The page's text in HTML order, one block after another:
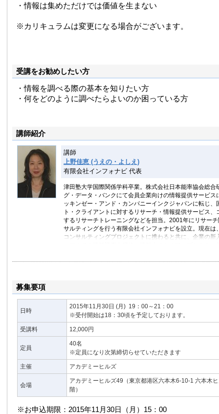
・情報は集めただけでは価値を生まない
※カリキュラムは変更になる場合がございます。
受講をお勧めしたい方
・情報を調べる際の基本を知りたい方
・何をどのように調べたらよいのか困っている方
講師紹介
講師
上野佳恵 (うえの・よしえ)
有限会社インフォナビ 代表
津田塾大学国際関係学科卒業。株式会社日本能率協会総合
グ・データ・バンクにて会員企業向けの情報提供サービス
ッキンゼー・アンド・カンパニーインクジャパンに転じ、
ト・クライアントに対するリサーチ・情報提供サービス、
するリサーチトレーニングなどを担当。2001年にリサー
サルティングを行う有限会社インフォナビを設立。現在は
コンサルティングプロジェクトに携わると共に、企業の新
著書「情報調査力のプロフェッショナル」（ダイヤモンド
募集要項
日時
2015年11月30日 (月) 19：00～21：00
※受付開始は18：30頃を予定しております。
受講料 12,000円
定員
40名
※定員になり次第締切らせていただきます
主催 アカデミーヒルズ
会場
アカデミーヒルズ49（東京都港区六本木6-10-1 六本木
階）
※お申込期限：2015年11月30日（月）15：00